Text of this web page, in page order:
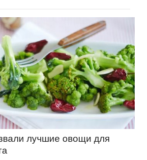
лучшие овощи для